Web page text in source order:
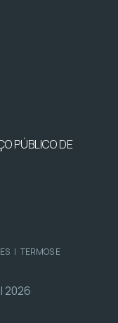
PÚBLICO DE
| TERMOS E
2026